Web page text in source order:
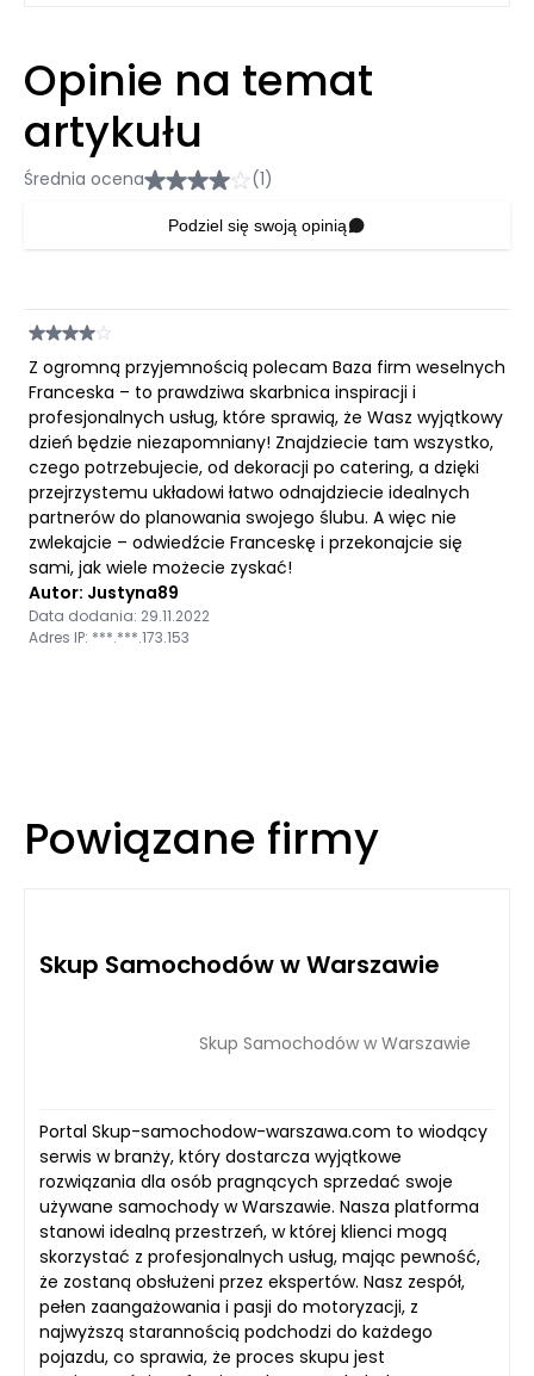
Opinie na temat
artykułu
Średnia ocena (1)
Podziel się swoją opinią
Z ogromną przyjemnością polecam Baza firm weselnych
Franceska – to prawdziwa skarbnica inspiracji i
profesjonalnych usług, które sprawią, że Wasz wyjątkowy
dzień będzie niezapomniany! Znajdziecie tam wszystko,
czego potrzebujecie, od dekoracji po catering, a dzięki
przejrzystemu układowi łatwo odnajdziecie idealnych
partnerów do planowania swojego ślubu. A więc nie
zwlekajcie – odwiedźcie Franceskę i przekonajcie się
sami, jak wiele możecie zyskać!
Autor: Justyna89
Data dodania: 29.11.2022
Adres IP: ***.***.173.153
Powiązane firmy
Skup Samochodów w Warszawie
Skup Samochodów w Warszawie
Portal Skup-samochodow-warszawa.com to wiodący
serwis w branży, który dostarcza wyjątkowe
rozwiązania dla osób pragnących sprzedać swoje
używane samochody w Warszawie. Nasza platforma
stanowi idealną przestrzeń, w której klienci mogą
skorzystać z profesjonalnych usług, mając pewność,
że zostaną obsłużeni przez ekspertów. Nasz zespół,
pełen zaangażowania i pasji do motoryzacji, z
najwyższą starannością podchodzi do każdego
pojazdu, co sprawia, że proces skupu jest